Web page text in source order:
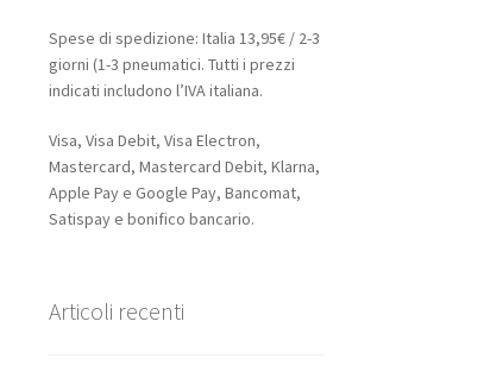
Spese di spedizione: Italia 13,95€ / 2-3
giorni (1-3 pneumatici. Tutti i prezzi
indicati includono l’IVA italiana.
Visa, Visa Debit, Visa Electron,
Mastercard, Mastercard Debit, Klarna,
Apple Pay e Google Pay, Bancomat,
Satispay e bonifico bancario.
Articoli recenti